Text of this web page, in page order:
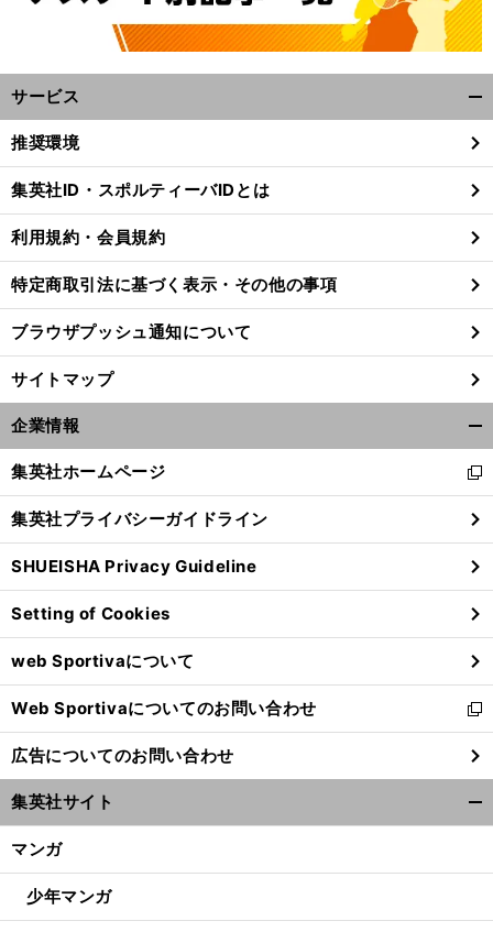
サービス
閉
る
推奨環境
集英社ID・スポルティーバIDとは
利用規約・会員規約
特定商取引法に基づく表示・その他の事項
ブラウザプッシュ通知について
サイトマップ
企業情報
閉
る
集英社ホームページ
新
し
い
ウ
ィ
ン
ド
ウ
で
開
く
集英社プライバシーガイドライン
SHUEISHA Privacy Guideline
Setting of Cookies
web Sportivaについて
Web Sportivaについてのお問い合わせ
新
し
い
ウ
ィ
ン
ウ
開
広告についてのお問い合わせ
集英社サイト
マンガ
少年マンガ